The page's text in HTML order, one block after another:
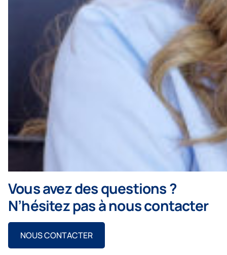
Vous avez des questions ?
N’hésitez pas à nous contacter
NOUS CONTACTER